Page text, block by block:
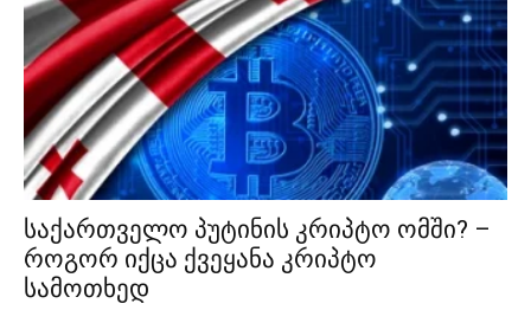
საქართველო პუტინის კრიპტო ომში? –
როგორ იქცა ქვეყანა კრიპტო
სამოთხედ